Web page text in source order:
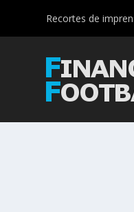
Recortes de